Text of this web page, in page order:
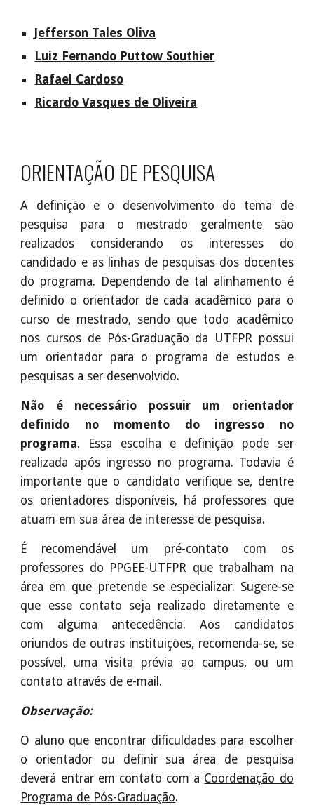
Jefferson Tales Oliva
Luiz Fernando Puttow Southier
Rafael Cardoso
Ricardo Vasques de Oliveira
ORIENTAÇÃO DE PESQUISA
A definição e o desenvolvimento do tema de
pesquisa para o mestrado geralmente são
realizados considerando os interesses do
candidado e as linhas de pesquisas dos docentes
do programa. Dependendo de tal alinhamento é
definido o orientador de cada acadêmico para o
curso de mestrado, sendo que todo acadêmico
nos cursos de Pós-Graduação da UTFPR possui
um orientador para o programa de estudos e
pesquisas a ser desenvolvido.
Não é necessário possuir um orientador
definido no momento do ingresso no
programa. Essa escolha e definição pode ser
realizada após ingresso no programa. Todavia é
importante que o candidato verifique se, dentre
os orientadores disponíveis, há professores que
atuam em sua área de interesse de pesquisa.
É recomendável um pré-contato com os
professores do PPGEE-UTFPR que trabalham na
área em que pretende se especializar. Sugere-se
que esse contato seja realizado diretamente e
com alguma antecedência. Aos candidatos
oriundos de outras instituições, recomenda-se, se
possível, uma visita prévia ao campus, ou um
contato através de e-mail.
Observação:
O aluno que encontrar dificuldades para escolher
o orientador ou definir sua área de pesquisa
deverá entrar em contato com a Coordenação do
Programa de Pós-Graduação.